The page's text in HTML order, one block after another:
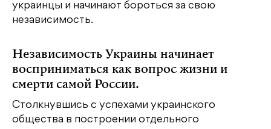
украинцы и начинают бороться за свою
независимость.
Независимость Украины начинает
восприниматься как вопрос жизни и
смерти самой России.
Столкнувшись с успехами украинского
общества в построении отдельного